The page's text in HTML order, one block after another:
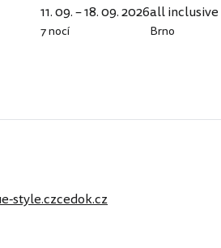
11. 09. – 18. 09. 2026
7 nocí
all inclusive
Brno
style.czcedok.cz